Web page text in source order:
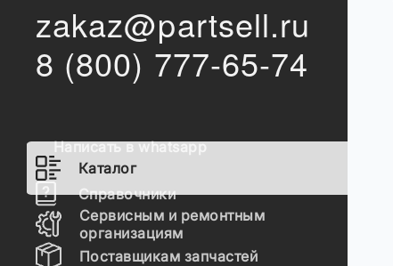
zakaz@partsell.ru
8 (800) 777-65-74
Написать в whatsapp
Каталог
Справочники
Сервисным и ремонтным
организациям
Поставщикам запчастей